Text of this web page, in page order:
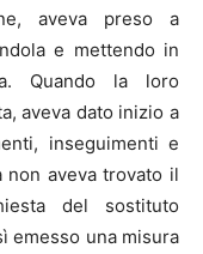
aveva preso a
e mettendo in
Quando la loro
aveva dato inizio a
inseguimenti e
aveva trovato il
del sostituto
emesso una misura